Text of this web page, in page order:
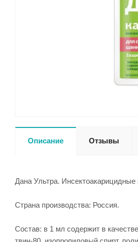
Описание Отзывы
Дана Ультра. Инсектоакарицидные
Страна производства: Россия.
Состав: в 1 мл содержит в